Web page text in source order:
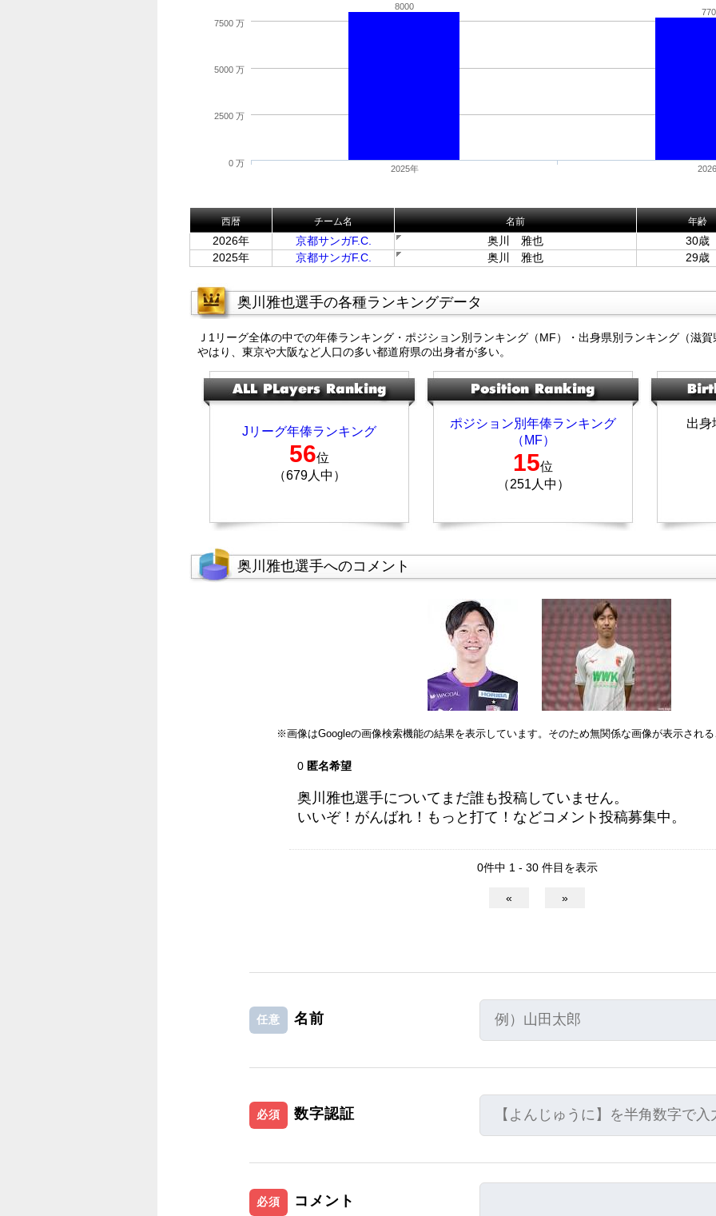
8000
2025年
0 万
2500 万
5000 万
7500 万
西暦 チーム名 名前 年齢
2026年 京都サンガF.C. 奥川 雅也
30歳
2025年
京都サンガF.C. 奥川 雅也 29歳
奥川雅也選手の各種ランキングデータ
Ｊ1リーグ全体の中での年俸ランキング・ポジション別ランキング（MF）・出身県別ランキング（滋
やはり、東京や大阪など人口の多い都道府県の出身者が多い。
Jリーグ年俸ランキング
56位
（679人中）
ポジション別年俸ランキング
（MF）
15位
（251人中）
出身
奥川雅也選手へのコメント
※画像はGoogleの画像検索機能の結果を表示しています。そのため無関係な画像が表示され
0 匿名希望
奥川雅也選手についてまだ誰も投稿していません。
いいぞ！がんばれ！もっと打て！などコメント投稿募集中。
0件中 1 - 30 件目を表示
« »
任意 名前
必須 数字認証
必須 コメント